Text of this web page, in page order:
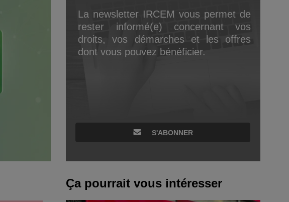
La newsletter IRCEM vous permet de
rester informé(e) concernant vos
droits, vos démarches et les offres
dont vous pouvez bénéficier.
S'ABONNER
Ça pourrait vous intéresser